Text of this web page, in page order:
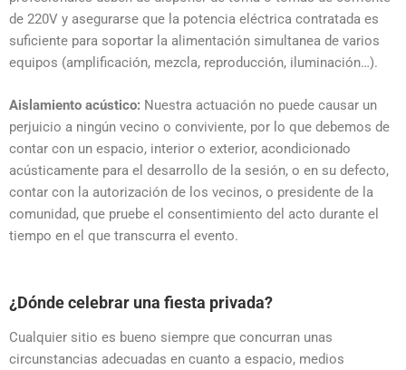
de 220V y asegurarse que la potencia eléctrica contratada es
suficiente para soportar la alimentación simultanea de varios
equipos (amplificación, mezcla, reproducción, iluminación…).
Aislamiento acústico: Nuestra actuación no puede causar un
perjuicio a ningún vecino o conviviente, por lo que debemos de
contar con un espacio, interior o exterior, acondicionado
acústicamente para el desarrollo de la sesión, o en su defecto,
contar con la autorización de los vecinos, o presidente de la
comunidad, que pruebe el consentimiento del acto durante el
tiempo en el que transcurra el evento.
¿Dónde celebrar una fiesta privada?
Cualquier sitio es bueno siempre que concurran unas
circunstancias adecuadas en cuanto a espacio, medios